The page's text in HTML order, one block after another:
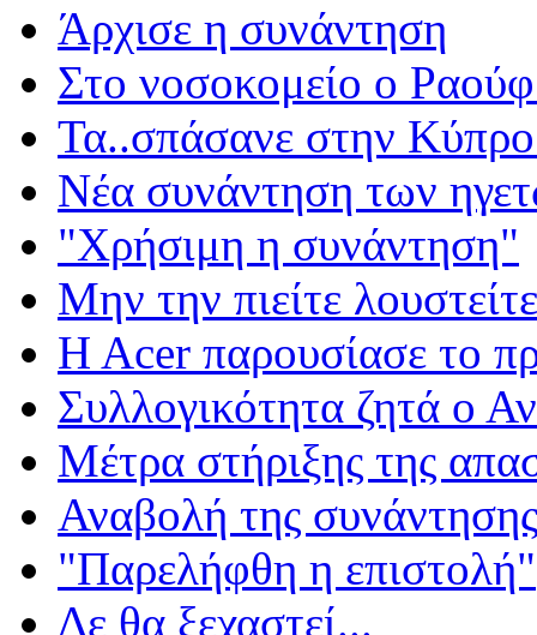
Άρχισε η συνάντηση
Στο νοσοκομείο ο
Τα..σπάσανε στην
Νέα συνάντηση των
"Χρήσιμη η συνάντηση"
Μην την πιείτε
H Acer παρουσίασε το
Συλλογικότητα ζητά ο
Μέτρα στήριξης της
Αναβολή της
"Παρελήφθη η επιστολή"
Δε θα ξεχαστεί...